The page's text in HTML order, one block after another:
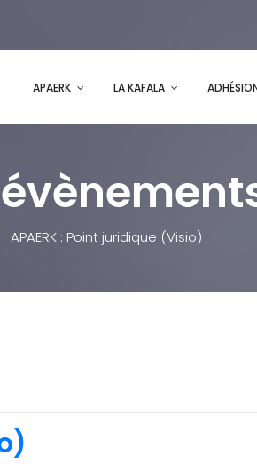
APAERK LA KAFALA
APAERK : Point juridique (Visio)